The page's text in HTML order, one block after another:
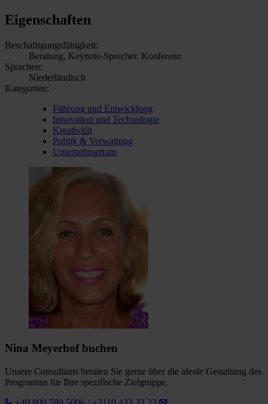
Eigenschaften
Beschäftigungsfähigkeit:
Beratung, Keynote-Sprecher, Konferenz
Sprachen:
Niederländisch
Kategorien:
Führung und Entwicklung
Innovation und Technologie
Kreativität
Politik & Verwaltung
Unternehmertum
Nina Meyerhof buchen
Unsere Consultants beraten Sie gerne über die ideale Gestaltung des
Programms für Ihre spezifische Zielgruppe.